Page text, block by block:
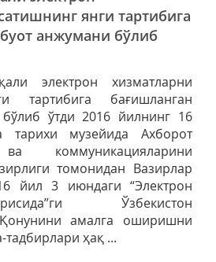
янги тартибига
анжумани бўлиб
электрон хизматларни
тартибига бағишланган
ўтди 2016 йилнинг 16
тарихи музейида Ахборот
коммуникацияларини
томонидан Вазирлар
йил 3 июндаги “Электрон
Ўзбекистон
Қонунини амалга оширишни
ҳақ ...